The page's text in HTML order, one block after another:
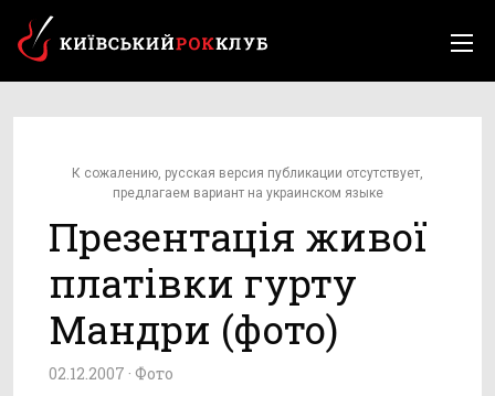
К сожалению, русская версия публикации отсутствует,
предлагаем вариант на украинском языке
Презентація живої
платівки гурту
Мандри (фото)
02.12.2007 · Фото